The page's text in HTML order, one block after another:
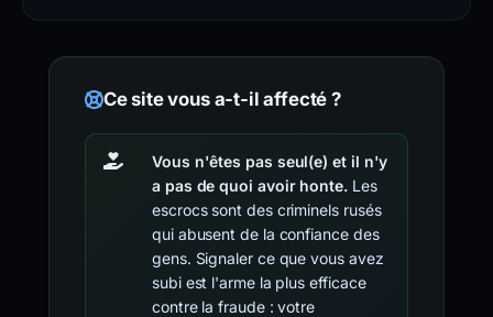
Ce site vous a-t-il affecté ?
Vous n'êtes pas seul(e) et il n'y
a pas de quoi avoir honte.Les
escrocs sont des criminels rusés
qui abusent de la confiance des
gens. Signaler ce que vous avez
subi est l'arme la plus efficace
contre la fraude : votre